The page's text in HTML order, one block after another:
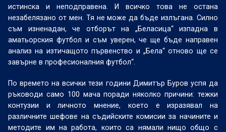
истинска и неподправена. И всичко това не остана
незабелязано от мен. Тя не може да бъде излъгана. Силно
съм изненадан, че отборът на „Беласица“ изпадна в
аматьорския футбол и съм уверен, че ще бъде направен
анализ на изтичащото първенство и „Бела“ отново ще се
завърне в професионалния футбол“.
По времето на всички тези години Димитър Буров успя да
ръководи само 100 мача поради няколко причини: тежки
контузии и личното мнение, което е изразявал на
различните шефове на съдийските комисии за начините и
методите им на работа, които са нямали нищо общо с